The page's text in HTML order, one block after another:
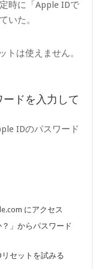
時に「Apple IDで
いた。
トは使えません。
ドを入力して
IDのパスワード
にアクセス
」からパスワード
セットを試みる